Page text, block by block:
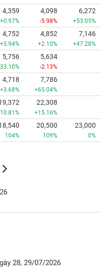
4,359
+0.97%
4,098
-5.98%
6,272
+53.05%
4,752
+3.94%
4,852
+2.10%
7,146
+47.28%
5,756 5,634
-2.13%
4,718
+3.68%
7,786
+65.04%
22,308
+15.16%
104%
20,500
109%
23,000
0%
28, 29/07/2026